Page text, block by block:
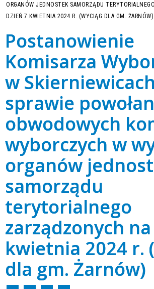
ORGANÓW JEDNOSTEK SAMORZĄDU
DZIEŃ 7 KWIETNIA 2024 R. (WYCIĄG DLA GM. ŻARNÓW)
Postanowienie
Komisarza
w
sprawie
obwodowych
wyborczych w
organów
samorządu
terytorialnego
zarządzonych
kwietnia 2024 r.
dla gm. Żarnów)